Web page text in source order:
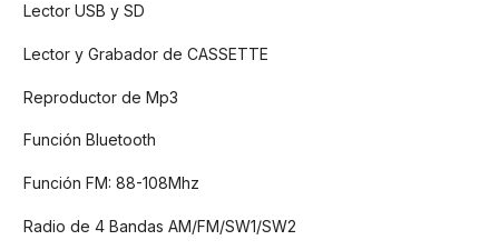
Lector USB y SD
Lector y Grabador de CASSETTE
Reproductor de Mp3
Función Bluetooth
Función FM: 88-108Mhz
Radio de 4 Bandas AM/FM/SW1/SW2